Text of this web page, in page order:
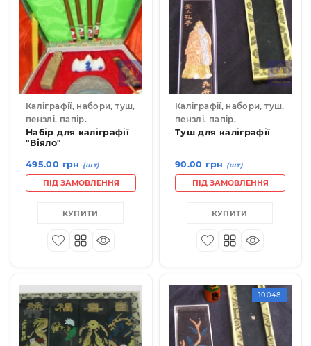
58.00 грн (шт)
ПІД ЗАМОВЛЕННЯ
КУПИТИ
350.00 грн (шт)
КУПИТИ
Каліграфії, набори, туш,
пензлі. папір.
Набір для каліграфії
"Віяло"
Каліграфії, набори,
пензлі. папір.
Туш для каліграфії